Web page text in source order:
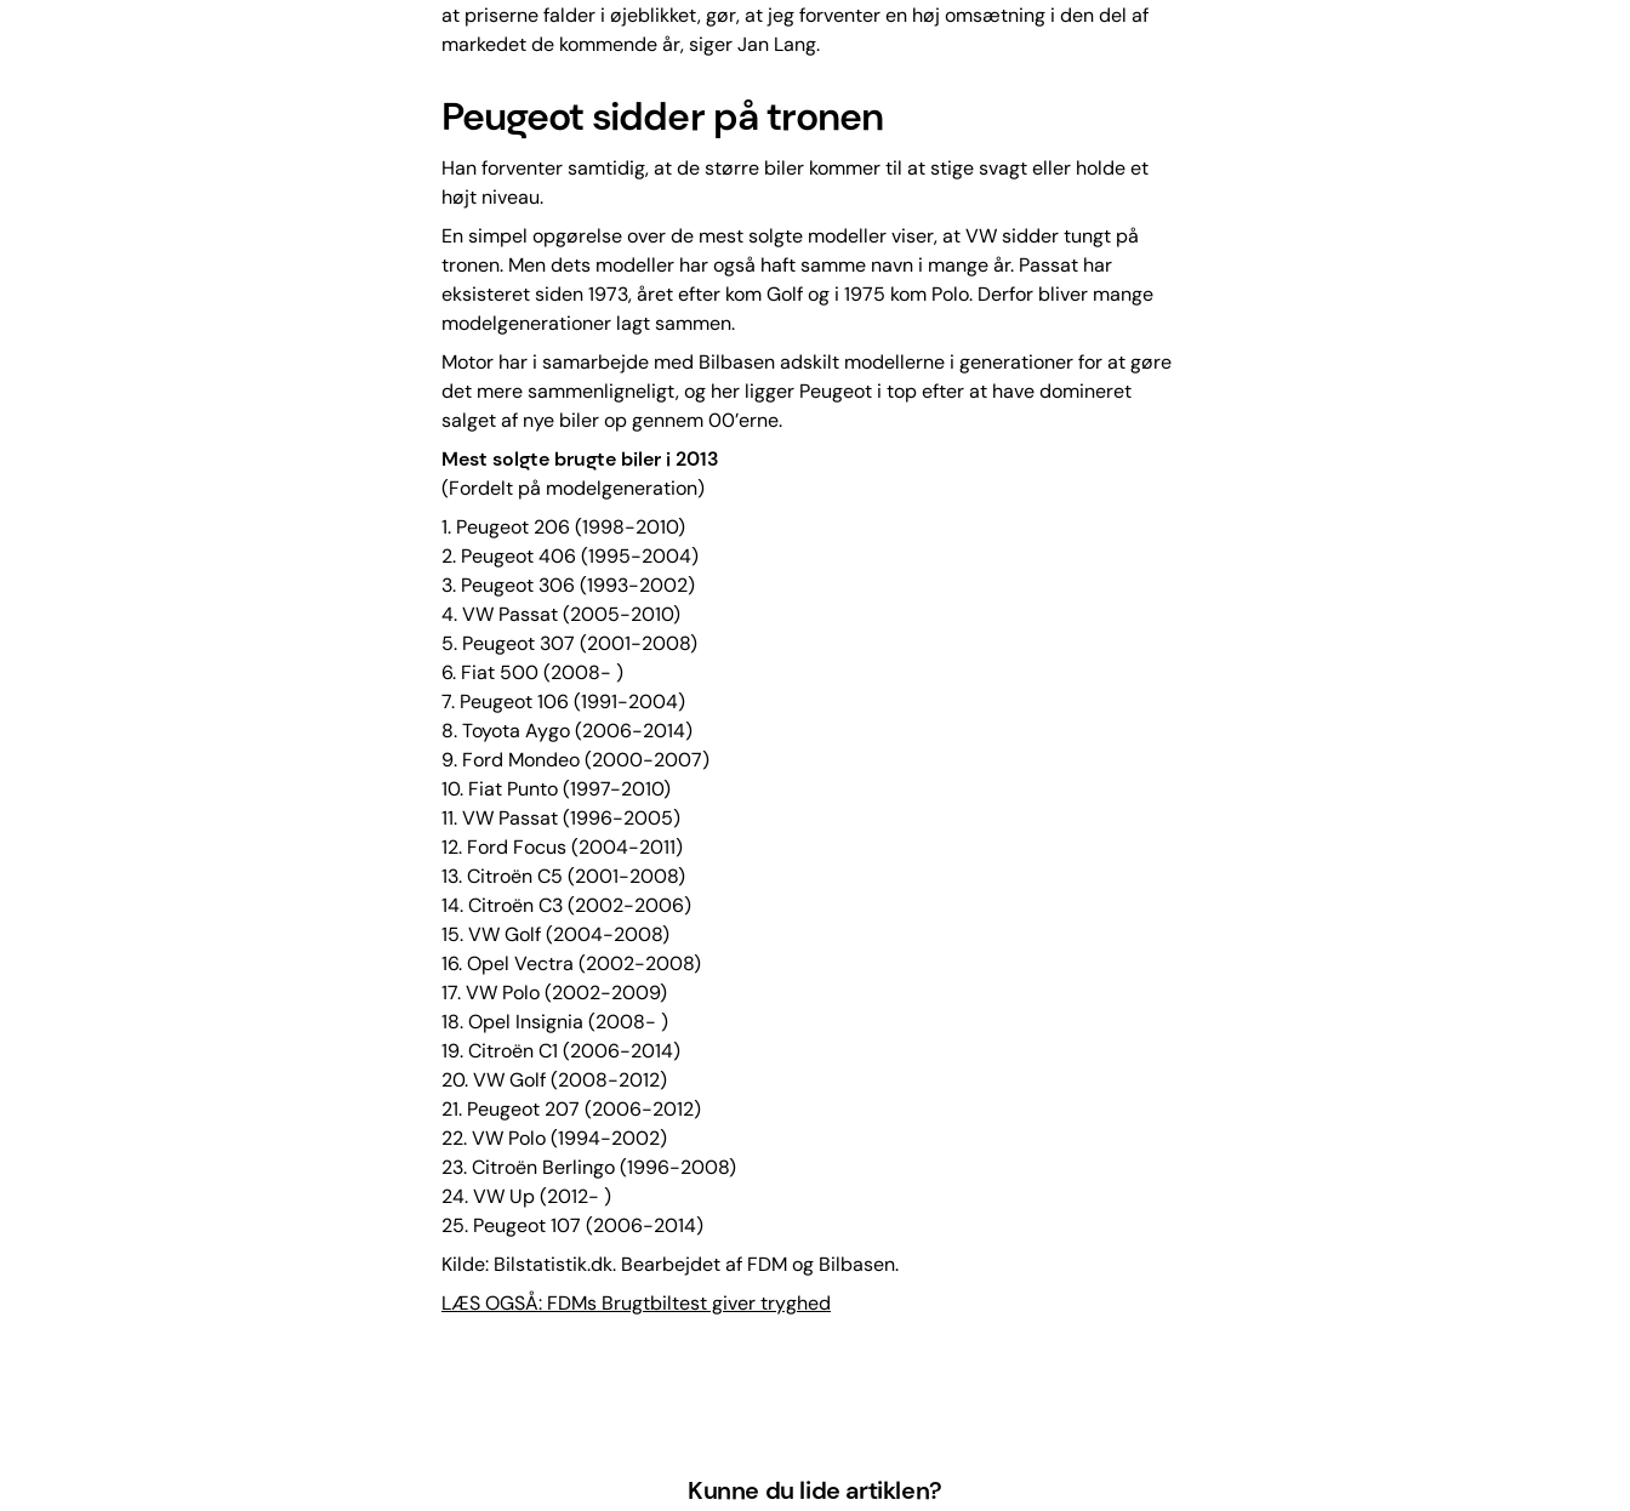
at priserne falder i øjeblikket, gør, at jeg forventer en høj omsætning i den del af
markedet de kommende år, siger Jan Lang.
Peugeot sidder på tronen
Han forventer samtidig, at de større biler kommer til at stige svagt eller holde et
højt niveau.
En simpel opgørelse over de mest solgte modeller viser, at VW sidder tungt på
tronen. Men dets modeller har også haft samme navn i mange år. Passat har
eksisteret siden 1973, året efter kom Golf og i 1975 kom Polo. Derfor bliver mange
modelgenerationer lagt sammen.
Motor har i samarbejde med Bilbasen adskilt modellerne i generationer for at gøre
det mere sammenligneligt, og her ligger Peugeot i top efter at have domineret
salget af nye biler op gennem 00’erne.
Mest solgte brugte biler i 2013
(Fordelt på modelgeneration)
1. Peugeot 206 (1998-2010)
2. Peugeot 406 (1995-2004)
3. Peugeot 306 (1993-2002)
4. VW Passat (2005-2010)
5. Peugeot 307 (2001-2008)
6. Fiat 500 (2008- )
7. Peugeot 106 (1991-2004)
8. Toyota Aygo (2006-2014)
9. Ford Mondeo (2000-2007)
10. Fiat Punto (1997-2010)
11. VW Passat (1996-2005)
12. Ford Focus (2004-2011)
13. Citroën C5 (2001-2008)
14. Citroën C3 (2002-2006)
15. VW Golf (2004-2008)
16. Opel Vectra (2002-2008)
17. VW Polo (2002-2009)
18. Opel Insignia (2008- )
19. Citroën C1 (2006-2014)
20. VW Golf (2008-2012)
21. Peugeot 207 (2006-2012)
22. VW Polo (1994-2002)
23. Citroën Berlingo (1996-2008)
24. VW Up (2012- )
25. Peugeot 107 (2006-2014)
Kilde: Bilstatistik.dk. Bearbejdet af FDM og Bilbasen.
LÆS OGSÅ: FDMs Brugtbiltest giver tryghed
Kunne du lide artiklen?